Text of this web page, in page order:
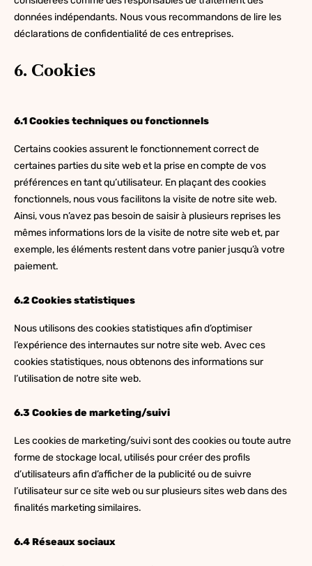
données indépendants. Nous vous recommandons de lire les
déclarations de confidentialité de ces entreprises.
6. Cookies
6.1 Cookies techniques ou fonctionnels
Certains cookies assurent le fonctionnement correct de
certaines parties du site web et la prise en compte de vos
préférences en tant qu’utilisateur. En plaçant des cookies
fonctionnels, nous vous facilitons la visite de notre site web.
Ainsi, vous n’avez pas besoin de saisir à plusieurs reprises les
mêmes informations lors de la visite de notre site web et, par
exemple, les éléments restent dans votre panier jusqu’à votre
paiement.
6.2 Cookies statistiques
Nous utilisons des cookies statistiques afin d’optimiser
l’expérience des internautes sur notre site web. Avec ces
cookies statistiques, nous obtenons des informations sur
l’utilisation de notre site web.
6.3 Cookies de marketing/suivi
Les cookies de marketing/suivi sont des cookies ou toute autre
forme de stockage local, utilisés pour créer des profils
d’utilisateurs afin d’afficher de la publicité ou de suivre
l’utilisateur sur ce site web ou sur plusieurs sites web dans des
finalités marketing similaires.
6.4 Réseaux sociaux